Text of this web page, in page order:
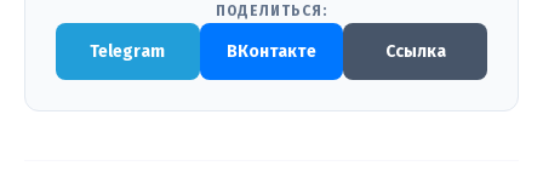
ПОДЕЛИТЬСЯ:
Telegram ВКонтакте Ссылка